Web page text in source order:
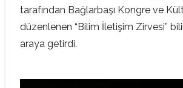
tarafından Bağlarbaşı Kongre ve
düzenlenen “Bilim İletişim Zirvesi”
araya getirdi.